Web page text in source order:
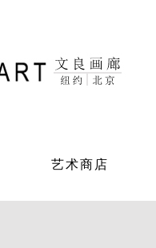
艺术商店